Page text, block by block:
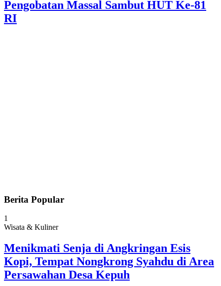
Pengobatan Massal Sambut HUT Ke-81
RI
Berita Popular
1
Wisata & Kuliner
Menikmati Senja di Angkringan Esis
Kopi, Tempat Nongkrong Syahdu di Area
Persawahan Desa Kepuh